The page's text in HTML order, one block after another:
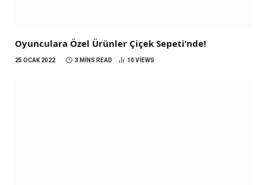
Oyunculara Özel Ürünler Çiçek Sepeti’nde!
25 OCAK 2022 3 MINS READ 10 VIEWS